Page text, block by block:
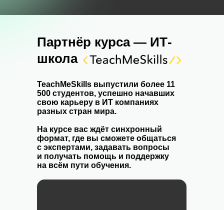
Партнёр курса — ИТ-
школа
TeachMeSkills выпустили более 11
500 студентов, успешно начавших
свою карьеру в ИТ компаниях
разных стран мира.
На курсе вас ждёт синхронный
формат, где вы сможете общаться
с экспертами, задавать вопросы
и получать помощь и поддержку
на всём пути обучения.